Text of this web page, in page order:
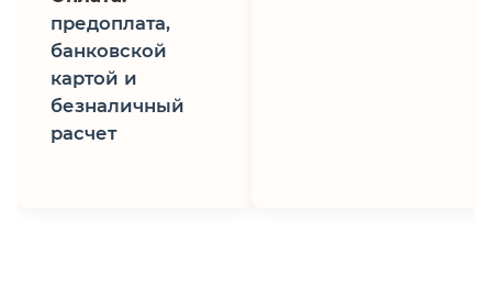
предоплата,
банковской
картой и
безналичный
расчет